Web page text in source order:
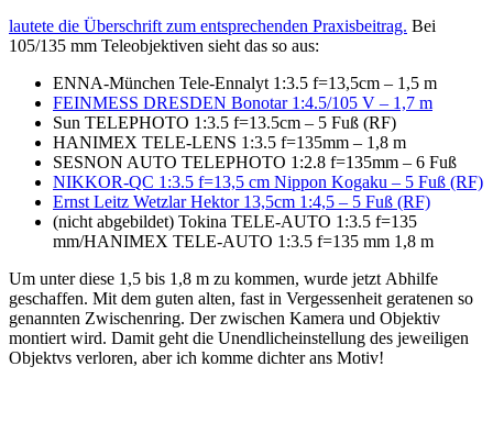
lautete die Überschrift zum entsprechenden Praxisbeitrag. Bei
105/135 mm Teleobjektiven sieht das so aus:
ENNA-München Tele-Ennalyt 1:3.5 f=13,5cm – 1,5 m
FEINMESS DRESDEN Bonotar 1:4.5/105 V – 1,7 m
Sun TELEPHOTO 1:3.5 f=13.5cm – 5 Fuß (RF)
HANIMEX TELE-LENS 1:3.5 f=135mm – 1,8 m
SESNON AUTO TELEPHOTO 1:2.8 f=135mm – 6 Fuß
NIKKOR-QC 1:3.5 f=13,5 cm Nippon Kogaku – 5 Fuß (RF)
Ernst Leitz Wetzlar Hektor 13,5cm 1:4,5 – 5 Fuß (RF)
(nicht abgebildet) Tokina TELE-AUTO 1:3.5 f=135
mm/HANIMEX TELE-AUTO 1:3.5 f=135 mm 1,8 m
Um unter diese 1,5 bis 1,8 m zu kommen, wurde jetzt Abhilfe
geschaffen. Mit dem guten alten, fast in Vergessenheit geratenen so
genannten Zwischenring. Der zwischen Kamera und Objektiv
montiert wird. Damit geht die Unendlicheinstellung des jeweiligen
Objektvs verloren, aber ich komme dichter ans Motiv!